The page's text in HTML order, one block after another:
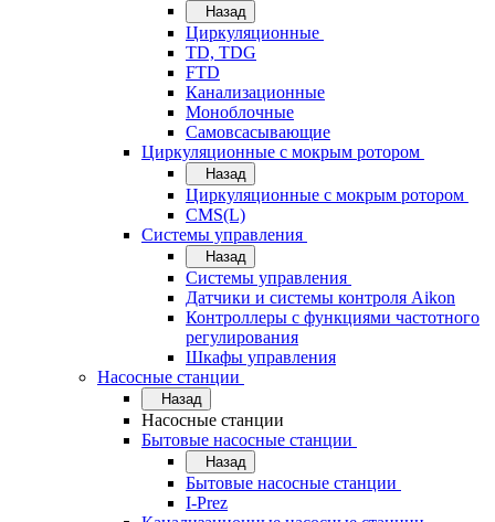
Назад
Циркуляционные
TD, TDG
FTD
Канализационные
Моноблочные
Самовсасывающие
Циркуляционные с мокрым ротором
Назад
Циркуляционные с мокрым ротором
CMS(L)
Системы управления
Назад
Системы управления
Датчики и системы контроля Aikon
Контроллеры с функциями частотного
регулирования
Шкафы управления
Насосные станции
Назад
Насосные станции
Бытовые насосные станции
Назад
Бытовые насосные станции
I-Prez